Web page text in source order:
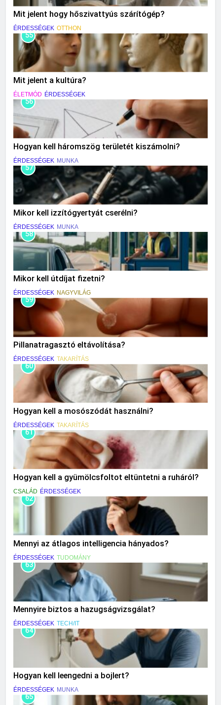
Mit jelent hogy hőszivattyús szárítógép?
ÉRDESSÉGEK OTTHON
55
Mit jelent a kultúra?
ÉLETMÓD ÉRDESSÉGEK
56
Hogyan kell háromszög területét kiszámolni?
ÉRDESSÉGEK MUNKA
57
Mikor kell izzítógyertyát cserélni?
ÉRDESSÉGEK MUNKA
58
Mikor kell útdíjat fizetni?
ÉRDESSÉGEK NAGYVILÁG
59
Pillanatragasztó eltávolítása?
ÉRDESSÉGEK TAKARÍTÁS
60
Hogyan kell a mosószódát használni?
ÉRDESSÉGEK TAKARÍTÁS
61
Hogyan kell a gyümölcsfoltot eltüntetni a ruháról?
CSALÁD ÉRDESSÉGEK
62
Mennyi az átlagos intelligencia hányados?
ÉRDESSÉGEK TUDOMÁNY
63
Mennyire biztos a hazugságvizsgálat?
ÉRDESSÉGEK TECH/IT
64
Hogyan kell leengedni a bojlert?
ÉRDESSÉGEK MUNKA
65